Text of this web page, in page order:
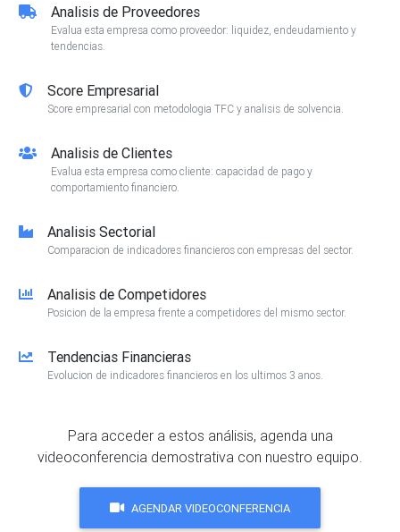
Analisis de Proveedores
Evalua esta empresa como proveedor: liquidez, endeudamiento y
tendencias.
Score Empresarial
Score empresarial con metodologia TFC y analisis de solvencia.
Analisis de Clientes
Evalua esta empresa como cliente: capacidad de pago y
comportamiento financiero.
Analisis Sectorial
Comparacion de indicadores financieros con empresas del sector.
Analisis de Competidores
Posicion de la empresa frente a competidores del mismo sector.
Tendencias Financieras
Evolucion de indicadores financieros en los ultimos 3 anos.
Para acceder a estos análisis, agenda una
videoconferencia demostrativa con nuestro equipo.
AGENDAR VIDEOCONFERENCIA